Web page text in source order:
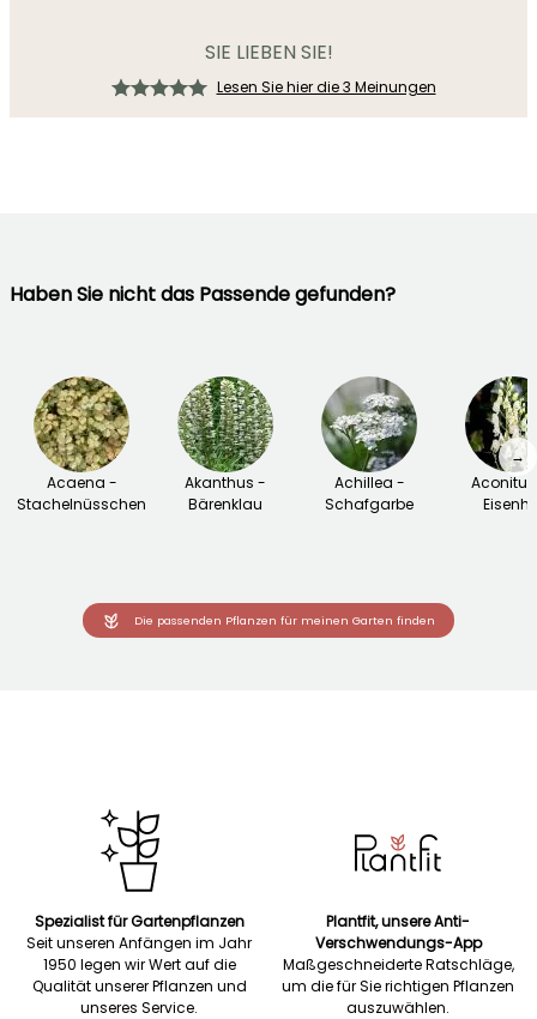
SIE LIEBEN SIE!
Lesen Sie hier die 3 Meinungen
Haben Sie nicht das Passende gefunden?
Acaena -
Stachelnüsschen
Akanthus -
Bärenklau
Achillea -
Schafgarbe
→
Die passenden Pflanzen für meinen Garten finden
Spezialist für Gartenpflanzen
Seit unseren Anfängen im Jahr
1950 legen wir Wert auf die
Qualität unserer Pflanzen und
unseres Service.
Plantfit, unsere Anti-
Verschwendungs-App
Maßgeschneiderte Ratschläge,
um die für Sie richtigen Pflanzen
auszuwählen.